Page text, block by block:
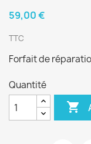
59,00 €
TTC
Forfait de
Quantité
